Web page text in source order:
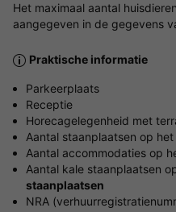
Het maximaal aantal
aangegeven in de gegevens
Praktische informatie
Parkeerplaats
Receptie
Horecagelegenheid met
Aantal staanplaatsen op
Aantal accommodaties op
Aantal kale staanplaatsen
staanplaatsen
NRA